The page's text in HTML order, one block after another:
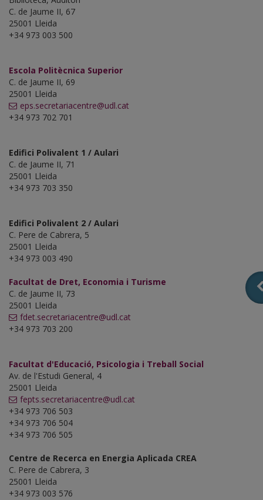
C. de Jaume II, 67
25001 Lleida
+34 973 003 500
Escola Politècnica Superior
C. de Jaume II, 69
25001 Lleida
eps.secretariacentre@udl.cat
+34 973 702 701
Edifici Polivalent 1 / Aulari
C. de Jaume II, 71
25001 Lleida
+34 973 703 350
Edifici Polivalent 2 / Aulari
C. Pere de Cabrera, 5
25001 Lleida
+34 973 003 490
Facultat de Dret, Economia i Turisme
C. de Jaume II, 73
25001 Lleida
fdet.secretariacentre@udl.cat
+34 973 703 200
Facultat d'Educació, Psicologia i Treball Social
Av. de l'Estudi General, 4
25001 Lleida
fepts.secretariacentre@udl.cat
+34 973 706 503
+34 973 706 504
+34 973 706 505
Centre de Recerca en Energia Aplicada CREA
C. Pere de Cabrera, 3
25001 Lleida
+34 973 003 576